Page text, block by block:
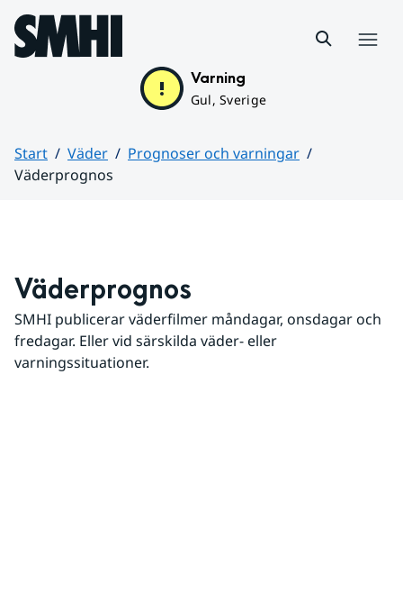
Hoppa till sidans innehåll
Varning
Gul, Sverige
Start Väder
Prognoser och varningar
Väderprognos
Väderprognos
SMHI publicerar väderfilmer måndagar, onsdagar och
fredagar. Eller vid särskilda väder- eller
varningssituationer.